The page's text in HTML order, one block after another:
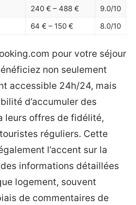
240 € – 488 €
9.0/10
64 € – 150 € 8.0/10
pour votre séjour
non seulement
accessible 24h/24, mais
d’accumuler des
leurs offres de fidélité,
réguliers. Cette
l’accent sur la
informations détaillées
logement, souvent
de commentaires de